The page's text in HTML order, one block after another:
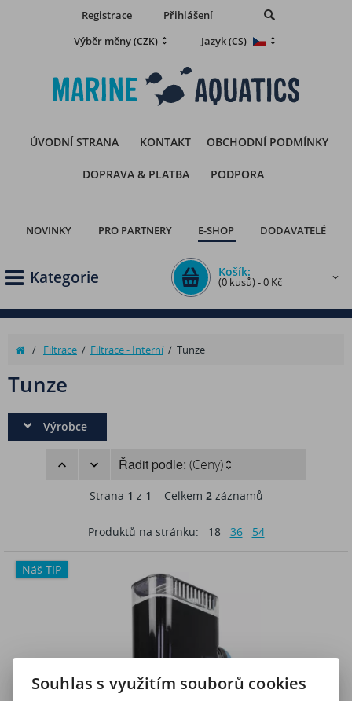
Registrace
Přihlášení
Výběr měny(CZK) Jazyk(CS)
ÚVODNÍ STRANA KONTAKT OBCHODNÍ PODMÍNKY
DOPRAVA & PLATBA PODPORA
NOVINKY PRO PARTNERY E-SHOP DODAVATELÉ
Kategorie Košík:
(0 kusů) - 0 Kč
/ Filtrace / Filtrace - Interní/ Tunze
Tunze
Výrobce
Řadit podle: (Ceny)
Strana 1 z 1 Celkem 2záznamů
Produktů na stránku: 18 36 54
Náš TIP
Souhlas s využitím souborů cookies